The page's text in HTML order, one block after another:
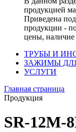
продукцией
Приведена
продукции -
цены, наличие
ТРУБЫ И
ЗАЖИМЫ
УСЛУГИ
Главная страница
Продукция
SR-12M-